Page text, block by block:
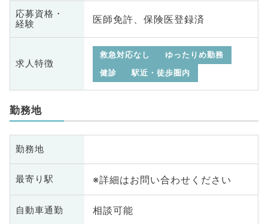
応募資格・
経験
医師免許、保険医登録済
求人特徴
救急対応なし
ゆったりめ勤務
健診
駅近・徒歩圏内
勤務地
勤務地
最寄り駅 ※詳細はお問い合わせください
自動車通勤 相談可能